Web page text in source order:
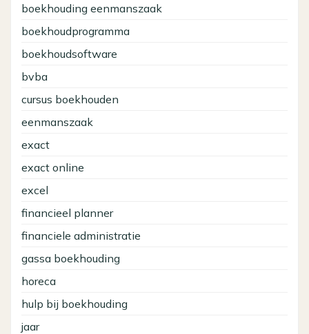
boekhouding eenmanszaak
boekhoudprogramma
boekhoudsoftware
bvba
cursus boekhouden
eenmanszaak
exact
exact online
excel
financieel planner
financiele administratie
gassa boekhouding
horeca
hulp bij boekhouding
jaar